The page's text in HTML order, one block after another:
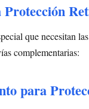
que necesitan
complementarias:
para